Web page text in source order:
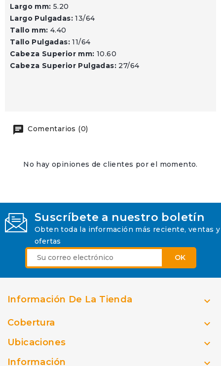
Largo mm: 5.20
Largo Pulgadas:13/64
Tallo mm: 4.40
Tallo Pulgadas:11/64
Cabeza Superior mm: 10.60
Cabeza Superior Pulgadas: 27/64
Comentarios (0)
No hay opiniones de clientes por el momento.
Suscríbete a nuestro boletín
Obten toda la información más reciente, ventas y
ofertas
Información De La Tienda 
Cobertura 
Ubicaciones 
Información 